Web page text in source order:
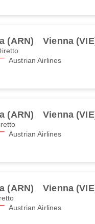
(ARN) Vienna
Austrian Airlines
(ARN) Vienna
Austrian Airlines
(ARN) Vienna
Austrian Airlines